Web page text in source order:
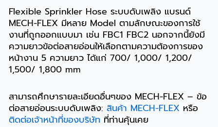
Flexible Sprinkler Hose ระบบดับเพลิง แบรนด์
MECH-FLEX มีหลาย Model ตามลักษณะของการใช้
งานที่ถูกออกแบบมา เช่น FBC1 FBC2 นอกจากนี้ยังมี
ความยาวข้อต่อสายอ่อนให้เลือกตามความต้องการของ
หน้างาน 5 ความยาว ได้แก่ 700/ 1,000/ 1,200/
1,500/ 1,800 mm
สามารถศึกษารายละเอียดอื่นๆของ MECH-FLEX – ข้อ
ต่อสายอ่อนระบบดับเพลิง: สินค้า MECH-FLEX หรือ
ติดต่อเจ้าหน้าที่ของบริษัทที่ท่านคุ้นเคย